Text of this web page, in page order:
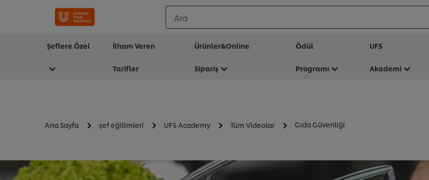
Ara
Şeflere Özel İlham Veren
Tarifler
Ürünler&Online
Sipariş
Ödül
Programı
UFS
Akademi
Ana Sayfa şef eğitimleri UFS Academy Tüm Videolar Gıda Güvenliği